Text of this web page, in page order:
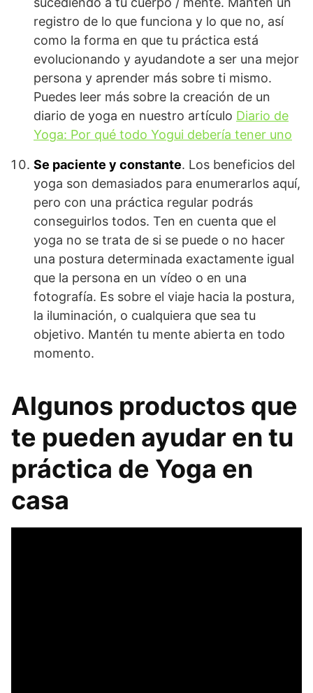
registro de lo que funciona y lo que no, así
como la forma en que tu práctica está
evolucionando y ayudandote a ser una mejor
persona y aprender más sobre ti mismo.
Puedes leer más sobre la creación de un
diario de yoga en nuestro artículo Diario de
Yoga: Por qué todo Yogui debería tener uno
Se paciente y constante. Los beneficios del
yoga son demasiados para enumerarlos aquí,
pero con una práctica regular podrás
conseguirlos todos. Ten en cuenta que el
yoga no se trata de si se puede o no hacer
una postura determinada exactamente igual
que la persona en un vídeo o en una
fotografía. Es sobre el viaje hacia la postura,
la iluminación, o cualquiera que sea tu
objetivo. Mantén tu mente abierta en todo
momento.
Algunos productos que
te pueden ayudar en tu
práctica de Yoga en
casa